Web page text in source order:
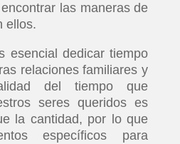
las maneras de
ellos.
esencial dedicar tiempo
relaciones familiares y
del tiempo que
seres queridos es
la cantidad, por lo que
específicos para